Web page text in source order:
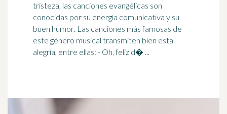
tristeza, las canciones evangélicas son
conocidas por su energía comunicativa y su
buen humor. Las canciones más famosas de
este género musical transmiten bien esta
alegría, entre ellas: - Oh, feliz d� ...